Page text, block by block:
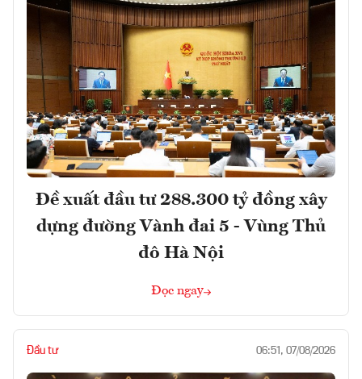
Đề xuất đầu tư 288.300 tỷ đồng xây
dựng đường Vành đai 5 - Vùng Thủ
đô Hà Nội
Đọc ngay
Đầu tư 06:51, 07/08/2026